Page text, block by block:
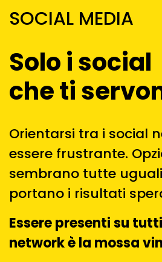
SOCIAL MEDIA
Solo i social
che ti
Orientarsi tra i social
essere frustrante.
sembrano tutte
portano i risultati
Essere presenti su
network è la mossa